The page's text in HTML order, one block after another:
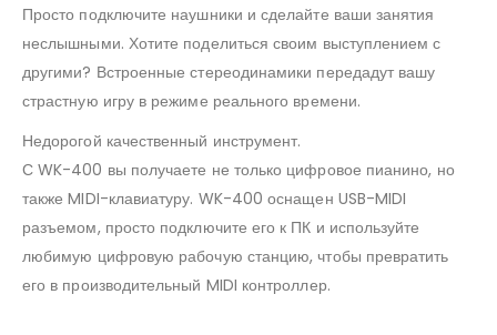
Просто подключите наушники и сделайте ваши занятия
неслышными. Хотите поделиться своим выступлением с
другими? Встроенные стереодинамики передадут вашу
страстную игру в режиме реального времени.
Недорогой качественный инструмент.
С WK-400 вы получаете не только цифровое пианино, но
также MIDI-клавиатуру. WK-400 оснащен USB-MIDI
разъемом, просто подключите его к ПК и используйте
любимую цифровую рабочую станцию, чтобы превратить
его в производительный MIDI контроллер.